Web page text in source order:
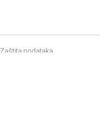
Zaštita podataka